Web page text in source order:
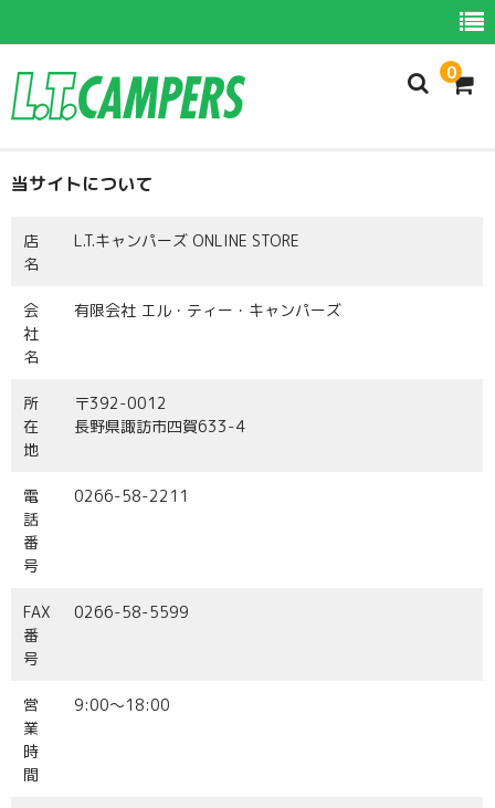
0
ホーム
お勧め商品
デュカト用パーツ
カート
特定商取引法に基づく表記
当サイトについて
当サイトについて
店
名
L.T.キャンパーズ ONLINE STORE
会
社
名
有限会社 エル・ティー・キャンパーズ
所
在
地
〒392-0012
長野県諏訪市四賀633-4
電
話
番
号
0266-58-2211
FAX
番
号
0266-58-5599
営
業
時
間
9:00〜18:00